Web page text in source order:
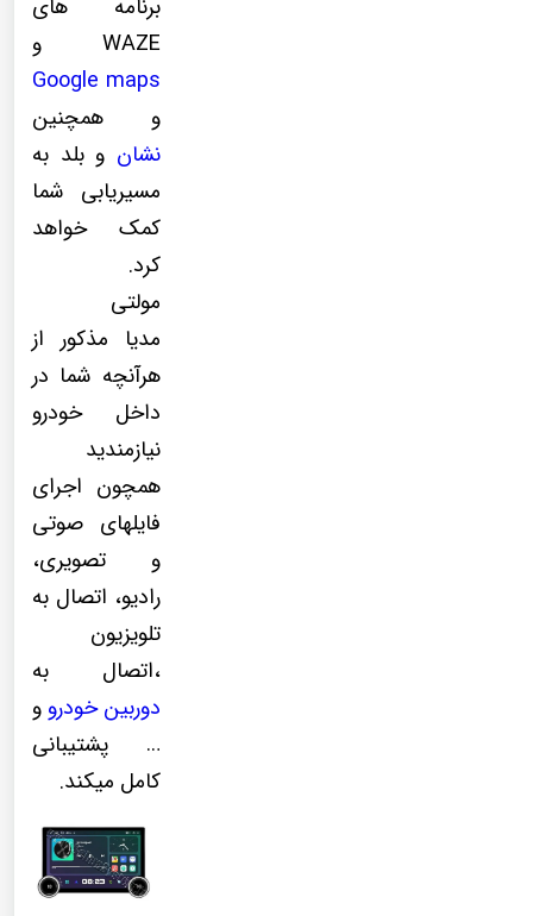
برنامه های
WAZE و
Google maps
و همچنین
نشان و بلد به
مسیریابی شما
کمک خواهد
کرد.
مولتی
مدیا مذکور از
هرآنچه شما در
داخل خودرو
نیازمندید
همچون اجرای
فایلهای صوتی
و تصویری،
رادیو، اتصال به
تلویزیون
،اتصال به
دوربین خودرو و
… پشتیبانی
کامل میکند.